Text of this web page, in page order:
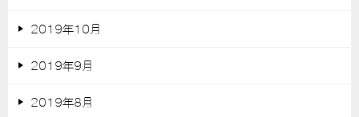
2019年10月
2019年9月
2019年8月